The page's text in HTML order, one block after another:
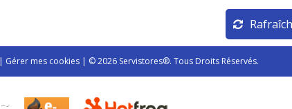
| Gérer mes cookies | © 2026 Servistores®. Tous Droits Réservés.